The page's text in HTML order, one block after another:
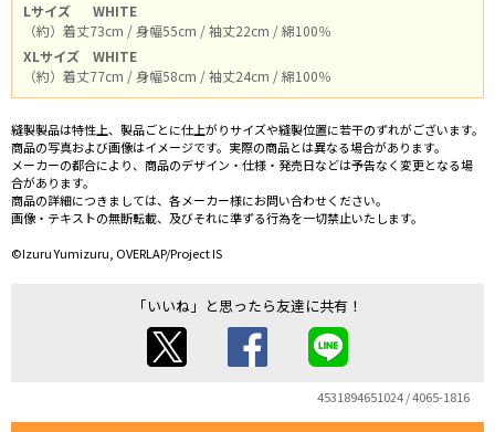
Lサイズ
WHITE
（約）着丈73cm / 身幅55cm / 袖丈22cm / 綿100％
XLサイズ
WHITE
（約）着丈77cm / 身幅58cm / 袖丈24cm / 綿100％
縫製製品は特性上、製品ごとに仕上がりサイズや縫製位置に若干のずれがございます。
商品の写真および画像はイメージです。実際の商品とは異なる場合があります。
メーカーの都合により、商品のデザイン・仕様・発売日などは予告なく変更となる場
合があります。
商品の詳細につきましては、各メーカー様にお問い合わせください。
画像・テキストの無断転載、及びそれに準ずる行為を一切禁止いたします。
©Izuru Yumizuru, OVERLAP/Project IS
「いいね」と思ったら友達に共有！
4531894651024 / 4065-1816